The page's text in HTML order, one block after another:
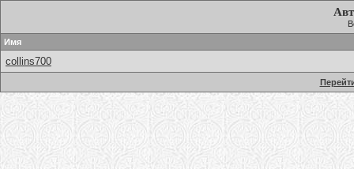
Имя
collins700